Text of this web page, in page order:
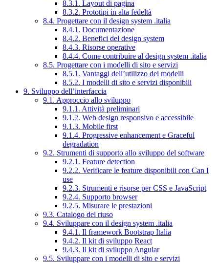
8.3.1. Layout di pagina
8.3.2. Prototipi in alta fedeltà
8.4. Progettare con il design system .italia
8.4.1. Documentazione
8.4.2. Benefici del design system
8.4.3. Risorse operative
8.4.4. Come contribuire al design system .italia
8.5. Progettare con i modelli di sito e servizi
8.5.1. Vantaggi dell’utilizzo dei modelli
8.5.2. I modelli di sito e servizi disponibili
9. Sviluppo dell’interfaccia
9.1. Approccio allo sviluppo
9.1.1. Attività preliminari
9.1.2. Web design responsivo e accessibile
9.1.3. Mobile first
9.1.4. Progressive enhancement e Graceful
degradation
9.2. Strumenti di supporto allo sviluppo del software
9.2.1. Feature detection
9.2.2. Verificare le feature disponibili con Can I
use
9.2.3. Strumenti e risorse per CSS e JavaScript
9.2.4. Supporto browser
9.2.5. Misurare le prestazioni
9.3. Catalogo del riuso
9.4. Sviluppare con il design system .italia
9.4.1. Il framework Bootstrap Italia
9.4.2. Il kit di sviluppo React
9.4.3. Il kit di sviluppo Angular
9.5. Sviluppare con i modelli di sito e servizi